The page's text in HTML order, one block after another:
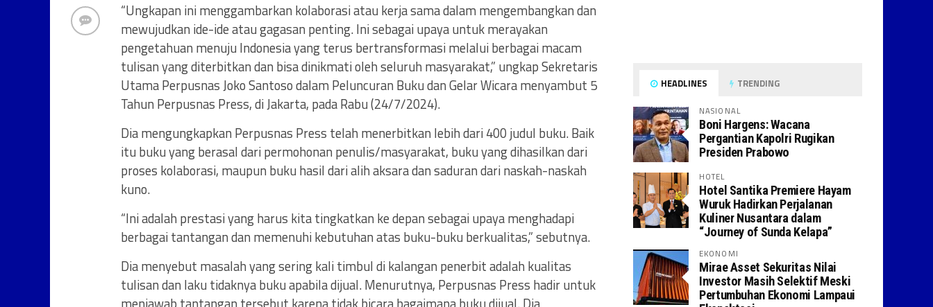
“Ungkapan ini menggambarkan kolaborasi atau kerja sama dalam mengembangkan dan
mewujudkan ide-ide atau gagasan penting. Ini sebagai upaya untuk merayakan
pengetahuan menuju Indonesia yang terus bertransformasi melalui berbagai macam
tulisan yang diterbitkan dan bisa dinikmati oleh seluruh masyarakat,” ungkap Sekretaris
Utama Perpusnas Joko Santoso dalam Peluncuran Buku dan Gelar Wicara menyambut 5
Tahun Perpusnas Press, di Jakarta, pada Rabu (24/7/2024).
Dia mengungkapkan Perpusnas Press telah menerbitkan lebih dari 400 judul buku. Baik
itu buku yang berasal dari permohonan penulis/masyarakat, buku yang dihasilkan dari
proses kolaborasi, maupun buku hasil dari alih aksara dan saduran dari naskah-naskah
kuno.
“Ini adalah prestasi yang harus kita tingkatkan ke depan sebagai upaya menghadapi
berbagai tantangan dan memenuhi kebutuhan atas buku-buku berkualitas,” sebutnya.
Dia menyebut masalah yang sering kali timbul di kalangan penerbit adalah kualitas
tulisan dan laku tidaknya buku apabila dijual. Menurutnya, Perpusnas Press hadir untuk
HEADLINES TRENDING
NASIONAL
Boni Hargens: Wacana
Pergantian Kapolri Rugikan
Presiden Prabowo
HOTEL
Hotel Santika Premiere Hayam
Wuruk Hadirkan Perjalanan
Kuliner Nusantara dalam
“Journey of Sunda Kelapa”
EKONOMI
Mirae Asset Sekuritas Nilai
Investor Masih Selektif Meski
Pertumbuhan Ekonomi Lampaui